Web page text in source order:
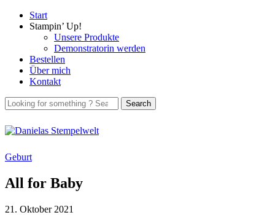
Start
Stampin’ Up!
Unsere Produkte
Demonstratorin werden
Bestellen
Über mich
Kontakt
Geburt
All for Baby
21. Oktober 2021